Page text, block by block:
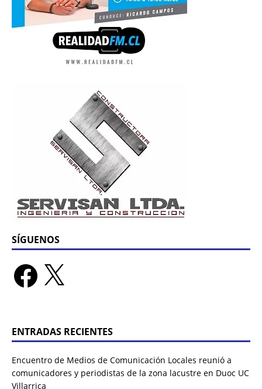
SÍGUENOS
ENTRADAS RECIENTES
Encuentro de Medios de Comunicación Locales reunió a
comunicadores y periodistas de la zona lacustre en Duoc UC
Villarrica